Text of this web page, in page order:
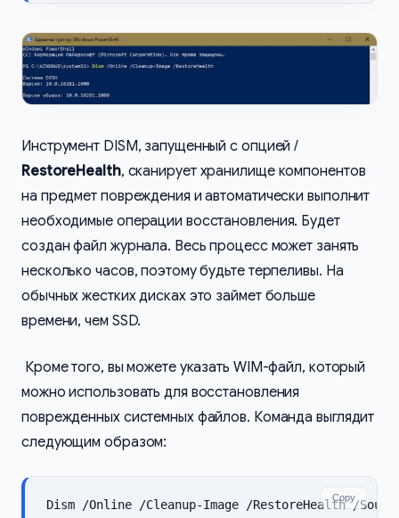
Инструмент DISM, запущенный с опцией /
RestoreHealth, сканирует хранилище компонентов
на предмет повреждения и автоматически выполнит
необходимые операции восстановления. Будет
создан файл журнала. Весь процесс может занять
несколько часов, поэтому будьте терпеливы. На
обычных жестких дисках это займет больше
времени, чем SSD.
Кроме того, вы можете указать WIM-файл, который
можно использовать для восстановления
поврежденных системных файлов. Команда выглядит
следующим образом:
Dism /Online /Cleanup-Image /RestoreHealth /
Copy